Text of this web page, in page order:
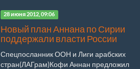
28 июня 2012, 09:06
Новый план Аннана по Сирии
поддержали власти России
Спецпосланник ООН и Лиги арабских
стран(ЛАГрам)Кофи Аннан предложил